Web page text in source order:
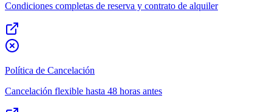
Condiciones completas de reserva y contrato de alquiler
Política de Cancelación
Cancelación flexible hasta 48 horas antes